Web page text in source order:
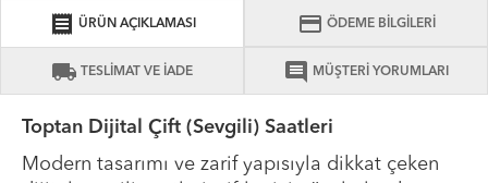
receipt ÜRÜN AÇIKLAMASI credit_card ÖDEME BİLGİLERİ
local_shipping TESLİMAT VE İADE comment MÜŞTERİ YORUMLARI
Toptan Dijital Çift (Sevgili) Saatleri
Modern tasarımı ve zarif yapısıyla dikkat çeken